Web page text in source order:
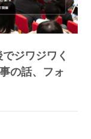
ジワジワく
の話、フォ